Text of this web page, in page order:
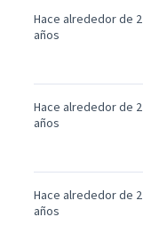
Hace alrededor de 2
años
Hace alrededor de 2
años
Hace alrededor de 2
años